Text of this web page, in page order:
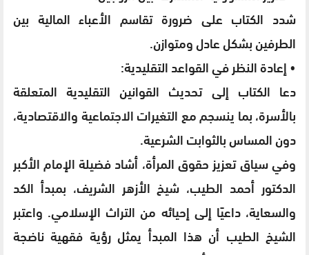
شدد الكتاب على ضرورة تقاسم الأعباء المالية بين
الطرفين بشكل عادل ومتوازن.
• إعادة النظر في القواعد التقليدية:
دعا الكتاب إلى تحديث القوانين التقليدية المتعلقة
بالأسرة، بما ينسجم مع التغيرات الاجتماعية والاقتصادية،
دون المساس بالثوابت الشرعية.
وفي سياق تعزيز حقوق المرأة، أشاد فضيلة الإمام الأكبر
الدكتور أحمد الطيب، شيخ الأزهر الشريف، بمبدأ الكد
والسعاية، داعيًا إلى إحيائه من التراث الإسلامي. واعتبر
الشيخ الطيب أن هذا المبدأ يمثل رؤية فقهية ناضجة